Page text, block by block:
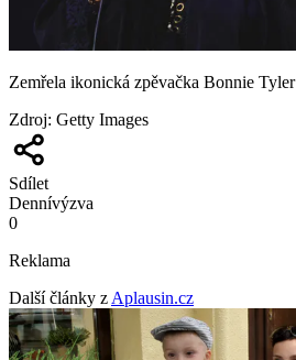
Zemřela ikonická zpěvačka Bonnie Tyler
Zdroj: Getty Images
Sdílet
Dennívýzva
0
Reklama
Další články z Aplausin.cz